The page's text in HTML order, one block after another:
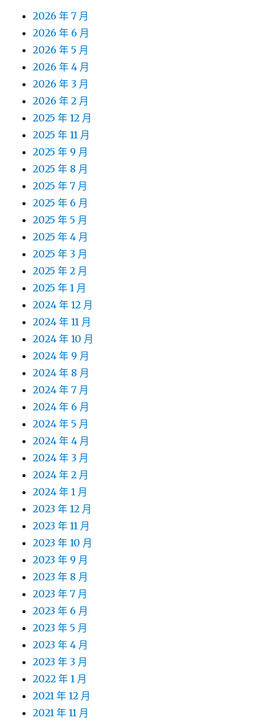
2026 年 7 月
2026 年 6 月
2026 年 5 月
2026 年 4 月
2026 年 3 月
2026 年 2 月
2025 年 12 月
2025 年 11 月
2025 年 9 月
2025 年 8 月
2025 年 7 月
2025 年 6 月
2025 年 5 月
2025 年 4 月
2025 年 3 月
2025 年 2 月
2025 年 1 月
2024 年 12 月
2024 年 11 月
2024 年 10 月
2024 年 9 月
2024 年 8 月
2024 年 7 月
2024 年 6 月
2024 年 5 月
2024 年 4 月
2024 年 3 月
2024 年 2 月
2024 年 1 月
2023 年 12 月
2023 年 11 月
2023 年 10 月
2023 年 9 月
2023 年 8 月
2023 年 7 月
2023 年 6 月
2023 年 5 月
2023 年 4 月
2023 年 3 月
2022 年 1 月
2021 年 12 月
2021 年 11 月